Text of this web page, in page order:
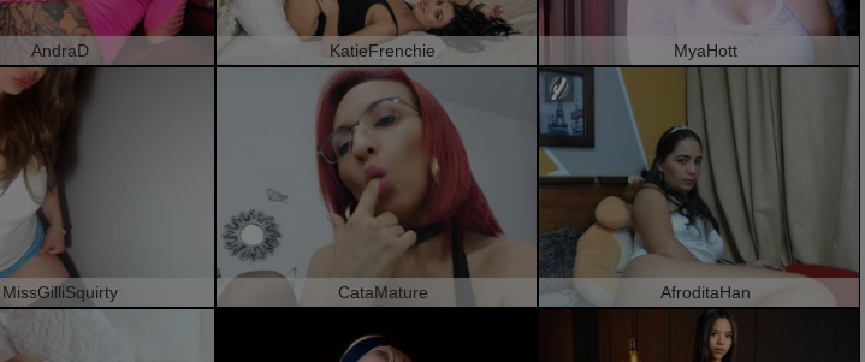
AndraD KatieFrenchie MyaHott
MissGilliSquirty CataMature AfroditaHan